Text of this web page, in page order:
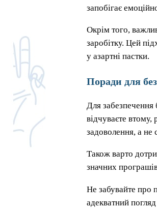
запобігає
Окрім того,
заробітку. Цей
у азартні пастки.
Поради для
Для забезпечення
відчуваєте
задоволення, а не
Також варто
значних
Не забувайте про
адекватний